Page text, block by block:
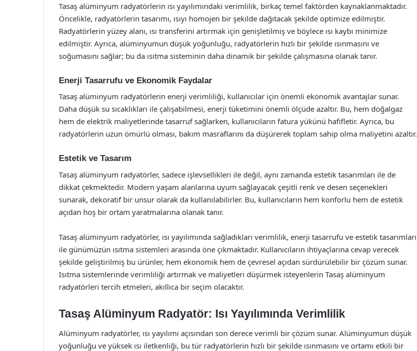
Tasaş alüminyum radyatörlerin ısı yayılımındaki verimlilik, birkaç temel faktörden kaynaklanmaktadır.
Öncelikle, radyatörlerin tasarımı, ısıyı homojen bir şekilde dağıtacak şekilde optimize edilmiştir.
Radyatörlerin yüzey alanı, ısı transferini artırmak için genişletilmiş ve böylece ısı kaybı minimize
edilmiştir. Ayrıca, alüminyumun düşük yoğunluğu, radyatörlerin hızlı bir şekilde ısınmasını ve
soğumasını sağlar; bu da ısıtma sisteminin daha dinamik bir şekilde çalışmasına olanak tanır.
Enerji Tasarrufu ve Ekonomik Faydalar
Tasaş alüminyum radyatörlerin enerji verimliliği, kullanıcılar için önemli ekonomik avantajlar sunar.
Daha düşük su sıcaklıkları ile çalışabilmesi, enerji tüketimini önemli ölçüde azaltır. Bu, hem doğalgaz
hem de elektrik maliyetlerinde tasarruf sağlarken, kullanıcıların fatura yükünü hafifletir. Ayrıca, bu
radyatörlerin uzun ömürlü olması, bakım masraflarını da düşürerek toplam sahip olma maliyetini azaltır.
Estetik ve Tasarım
Tasaş alüminyum radyatörler, sadece işlevsellikleri ile değil, aynı zamanda estetik tasarımları ile de
dikkat çekmektedir. Modern yaşam alanlarına uyum sağlayacak çeşitli renk ve desen seçenekleri
sunarak, dekoratif bir unsur olarak da kullanılabilirler. Bu, kullanıcıların hem konforlu hem de estetik
açıdan hoş bir ortam yaratmalarına olanak tanır.
Tasaş alüminyum radyatörler, ısı yayılımında sağladıkları verimlilik, enerji tasarrufu ve estetik tasarımları
ile günümüzün ısıtma sistemleri arasında öne çıkmaktadır. Kullanıcıların ihtiyaçlarına cevap verecek
şekilde geliştirilmiş bu ürünler, hem ekonomik hem de çevresel açıdan sürdürülebilir bir çözüm sunar.
Isıtma sistemlerinde verimliliği artırmak ve maliyetleri düşürmek isteyenlerin Tasaş alüminyum
radyatörleri tercih etmeleri, akıllıca bir seçim olacaktır.
Tasaş Alüminyum Radyatör: Isı Yayılımında Verimlilik
Alüminyum radyatörler, ısı yayılımı açısından son derece verimli bir çözüm sunar. Alüminyumun düşük
yoğunluğu ve yüksek ısı iletkenliği, bu tür radyatörlerin hızlı bir şekilde ısınmasını ve ortamı etkili bir